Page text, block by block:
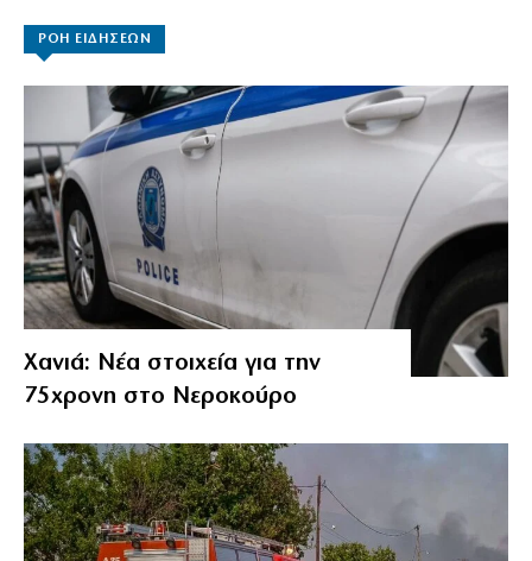
ΡΟΗ ΕΙΔΗΣΕΩΝ
Χανιά: Νέα στοιχεία για την
75χρονη στο Νεροκούρο